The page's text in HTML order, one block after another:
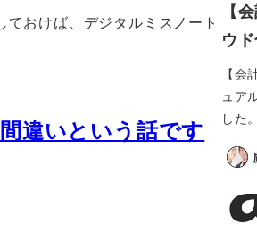
おけば、デジタルミスノート
違いという話です
【
ウ
【
ュア
した